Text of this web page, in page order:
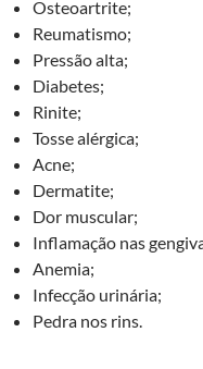
Osteoartrite;
Reumatismo;
Pressão alta;
Diabetes;
Rinite;
Tosse alérgica;
Acne;
Dermatite;
Dor muscular;
Inflamação nas
Anemia;
Infecção urinária;
Pedra nos rins.